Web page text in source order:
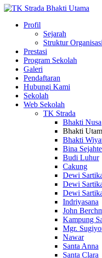
Profil
Sejarah
Struktur Organisasi
Prestasi
Program Sekolah
Galeri
Pendaftaran
Hubungi Kami
Sekolah
Web Sekolah
TK Strada
Bhakti Nusa
Bhakti
Bhakti
Bina
Budi Luhur
Cakung
Dewi
Dewi
Dewi
Indriyasana
John
Kampung
Mgr.
Nawar
Santa Anna
Santa Clara